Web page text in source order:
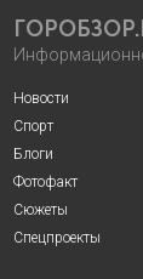
Новости
Спорт
Блоги
Фотофакт
Сюжеты
Спецпроекты